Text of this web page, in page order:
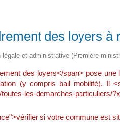
des loyers à
et administrative (Première
des loyers</span> pose
(y compris bail mobilité). Il
les-demarches-particuliers/
si votre commune est